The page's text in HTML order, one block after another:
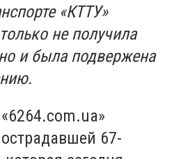
«КТТУ»
не получила
и была подвержена
67-